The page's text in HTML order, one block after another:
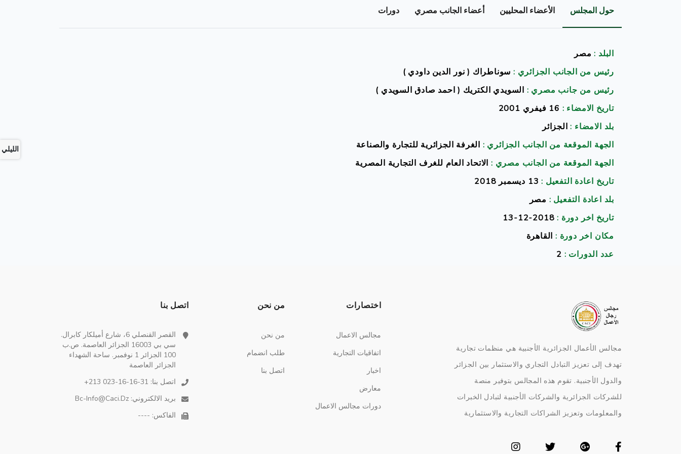
حول المجلس الأعضاء المحليين أعضاء الجانب مصري دورات
البلد : مصر
رئيس من الجانب الجزائري : سوناطراك ( نور الدين داودي )
رئيس من جانب مصري : السويدي الكتريك ( احمد صادق السويدي )
تاريخ الامضاء :
بلد الامضاء : الجزائر
الجهة الموقعة من الجانب الجزائري : الغرفة الجزائرية للتجارة والصناعة
الجهة الموقعة من الجانب مصري : الاتحاد العام للغرف التجارية المصرية
تاريخ اعادة التفعيل :13 ديسمبر 2018
بلد اعادة التفعيل : مصر
تاريخ اخر دورة : 2018-12-13
مكان اخر دورة : القاهرة
عدد الدورات : 2
مجالس الأعمال الجزائرية الأجنبية هي منظمات تجارية
تهدف إلى تعزيز التبادل التجاري والاستثمار بين الجزائر
والدول الأجنبية. تقوم هذه المجالس بتوفير منصة
للشركات الجزائرية والشركات الأجنبية لتبادل الخبرات
والمعلومات وتعزيز الشراكات التجارية والاستثمارية
اختصارات
مجالس الاعمال
اتفاقيات التجارية
اخبار
معارض
دورات مجالس الاعمال
من نحن
من نحن
طلب انضمام
اتصل بنا
اتصل بنا
القصر القنصلي 6، شارع أميلكار كابرال.
سي بي 16003 الجزائر العاصمة. ص.ب
100 الجزائر 1 نوفمبر. ساحة الشهداء
الجزائر العاصمة
اتصل بنا: +213 023-16-16-31
بريد الالكتروني:Bc-Info@caci.dz
الفاكس: ----
الليلي